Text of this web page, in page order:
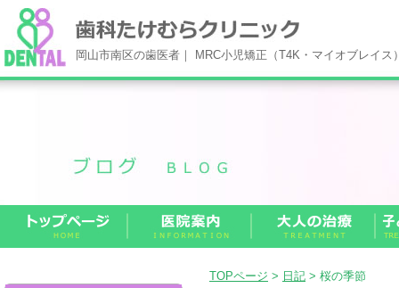
岡山市南区の歯医者｜ MRC小児矯正（T4K・マイオブレイ
TOPページ > 日記 > 桜の季節